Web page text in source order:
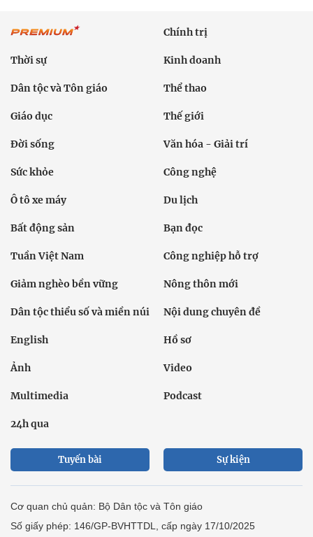
Chính trị
Thời sự Kinh doanh
Dân tộc và Tôn giáo Thể thao
Giáo dục Thế giới
Đời sống Văn hóa - Giải trí
Sức khỏe Công nghệ
Ô tô xe máy Du lịch
Bất động sản Bạn đọc
Tuần Việt Nam Công nghiệp hỗ trợ
Giảm nghèo bền vững Nông thôn mới
Dân tộc thiểu số và miền núi Nội dung chuyên đề
English Hồ sơ
Ảnh Video
Multimedia Podcast
24h qua
Tuyến bài Sự kiện
Cơ quan chủ quản: Bộ Dân tộc và Tôn giáo
Số giấy phép: 146/GP-BVHTTDL, cấp ngày 17/10/2025